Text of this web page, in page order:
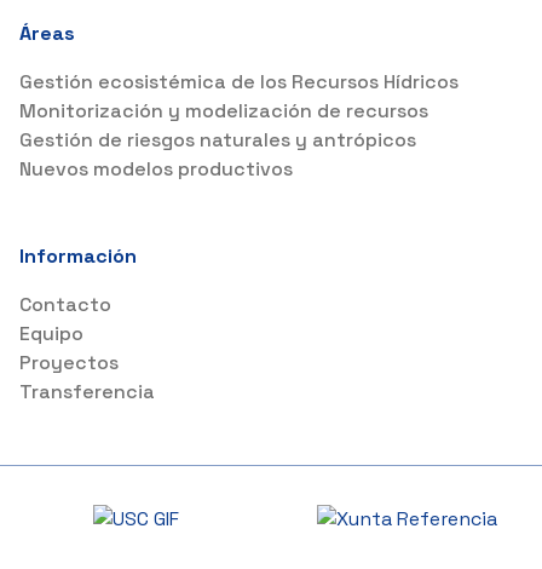
Áreas
Gestión ecosistémica de los Recursos Hídricos
Monitorización y modelización de recursos
Gestión de riesgos naturales y antrópicos
Nuevos modelos productivos
Información
Contacto
Equipo
Proyectos
Transferencia